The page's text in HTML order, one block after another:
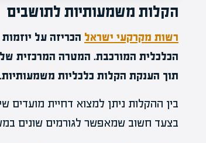
הקלות משמעותיות לתושבים
רשות מקרקעי ישראל הכריזה על
הכלכלית המורכבת. המטרה המרכזית
תוך הענקת הקלות כלכליות משמעותיות.
בין ההקלות ניתן למצוא דחיית
בצעד חשוב שמאפשר לגורמים שונים